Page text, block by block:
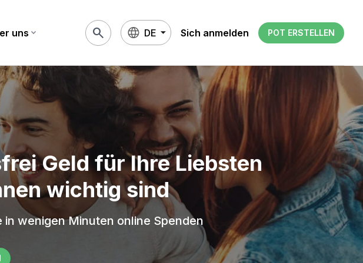
uns expand_more search DE Sich anmelden POT ERSTELLEN
Geld für Ihre Liebsten
wichtig sind
wenigen Minuten online Spenden